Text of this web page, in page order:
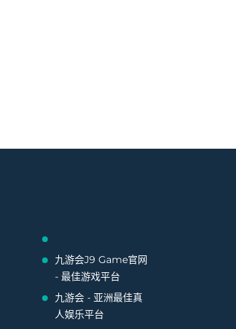
九游会J9 Game官网
- 最佳游戏平台
九游会 - 亚洲最佳真
人娱乐平台